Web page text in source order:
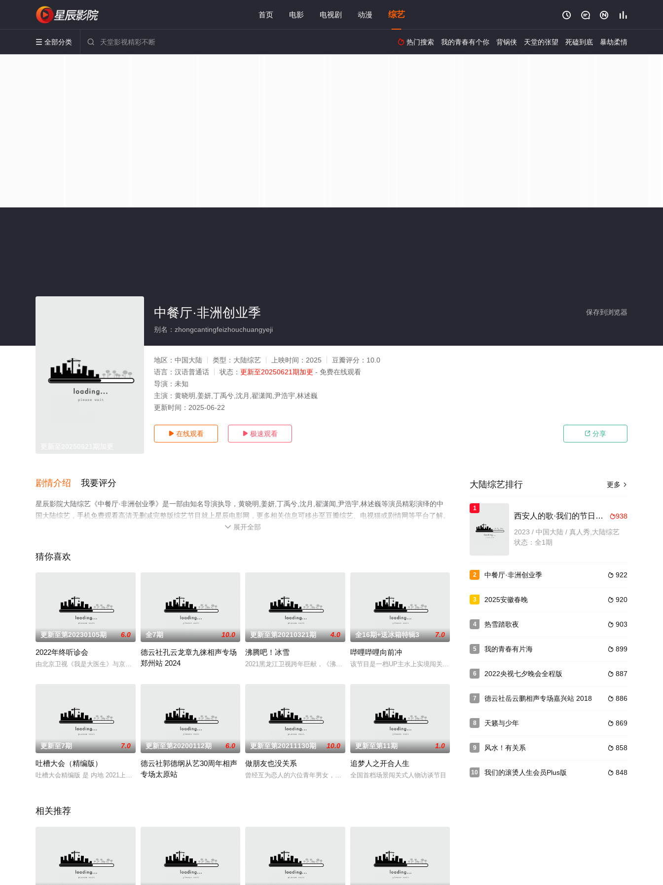
首页 电影 电视剧 动漫 综艺    
 全部分类   热门搜索 我的青春有个你 背锅侠 天堂的张望 死磕到底 暴劫柔情
保存到浏览器
中餐厅·非洲创业季
别名：zhongcantingfeizhouchuangyeji
地区： 中国大陆 类型： 大陆综艺 上映时间： 2025 豆瓣评分： 10.0
语言： 汉语普通话 状态： 更新至20250621期加更 - 免费在线观看
导演： 未知
主演： 黄晓明,姜妍,丁禹兮,沈月,翟潇闻,尹浩宇,林述巍
更新时间： 2025-06-22
 在线观看  极速观看  分享
剧情介绍 我要评分
星辰影院大陆综艺《中餐厅·非洲创业季》是一部由知名导演执导，黄晓明,姜妍,丁禹兮,沈月,翟潇闻,尹浩宇,林述巍等演员精彩演绎的中
国大陆综艺，手机免费观看高清无删减完整版综艺节目就上星辰电影网，更多相关信息可移步至豆瓣综艺、电视猫或剧情网等平台了解。
 展开全部
猜你喜欢
更新至第20230105期 6.0
2022年终听诊会
由北京卫视《我是大医生》与京东健康联合推出的跨年特别节目“年终听诊会”将于12日26日19：30在北京卫视播出。节目将以脱口秀的方
全7期 10.0
德云社孔云龙章九徕相声专场
郑州站 2024
更新至第20210321期 4.0
沸腾吧！冰雪
2021黑龙江卫视跨年巨献，《沸腾吧！冰雪》冰雪大型户外体验竞技类真人秀，节目选取龙江全域冰雪旅游线路，旅行团以探访与竞技的形式，
全16期+送冰箱特辑3 7.0
哔哩哔哩向前冲
该节目是一档UP主水上实境闯关节目，每期集结至少12位玩家参与节目，进行运动游戏闯关。玩家们不仅要
更新至7期 7.0
吐槽大会（精编版）
吐槽大会精编版 是 内地 2021上映的 综艺综艺, 《吐槽大会》第五季在赛制上进行全面改革，邀请来自不同圈层的21位首发嘉宾，每
更新至第20200112期 6.0
德云社郭德纲从艺30周年相声
专场太原站
更新至第20211130期 10.0
做朋友也没关系
曾经互为恋人的六位青年男女，抱着与前任和解或告别的目的来到节目中，参与为期两周的集体生活，与相同境遇的同龄人交流彼此对于爱情、婚姻
更新至第11期 1.0
追梦人之开合人生
全国首档场景闯关式人物访谈节目
相关推荐
更多 
大陆综艺排行
1
938
西安人的歌·我们的节日我们的歌 2023
2023 / 中国大陆 / 真人秀,大陆综艺
状态：全1期
2  922
中餐厅·非洲创业季
3  920
2025安徽春晚
4  903
热雪踏歌夜
5  899
我的青春有片海
6  887
2022央视七夕晚会全程版
7  886
德云社岳云鹏相声专场嘉兴站 2018
8  869
天籁与少年
9  858
风水！有关系
10  848
我们的滚烫人生会员Plus版